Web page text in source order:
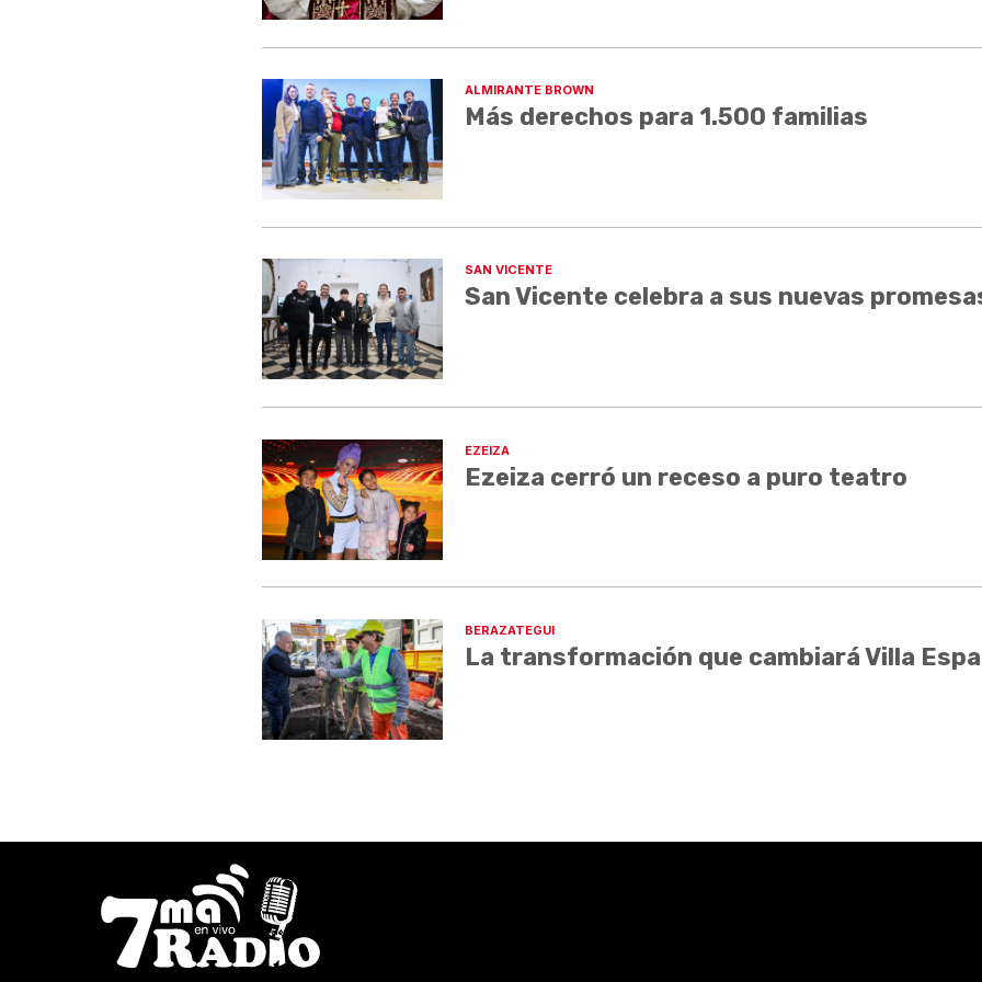
ALMIRANTE BROWN
Más derechos para 1.500 familias
SAN VICENTE
San Vicente celebra a sus nuevas
EZEIZA
Ezeiza cerró un receso a puro teatro
BERAZATEGUI
La transformación que cambiará Villa